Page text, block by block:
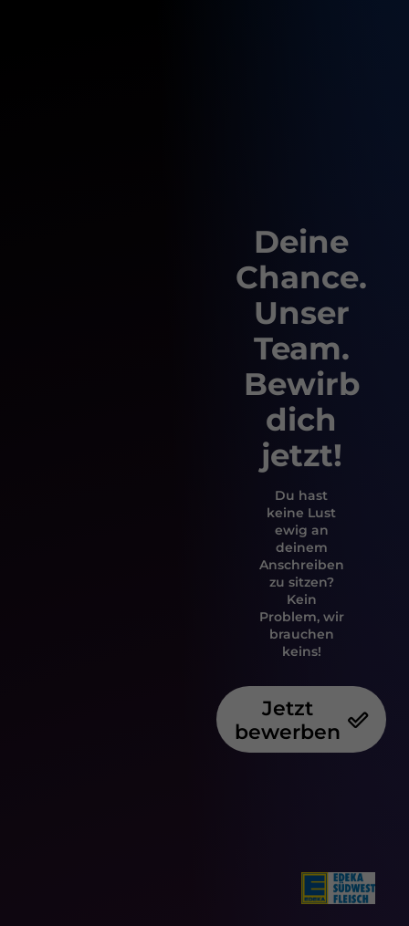
Deine
Chance.
Unser
Team.
Bewirb
dich
jetzt!
Du hast
keine Lust
ewig an
deinem
Anschreiben
zu sitzen?
Kein
Problem, wir
brauchen
keins!
Jetzt
bewerben